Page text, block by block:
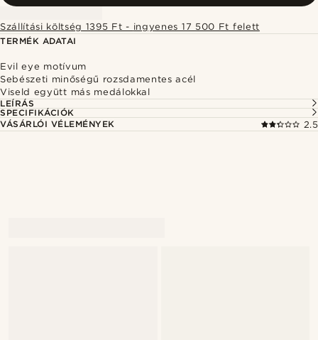
Szállítási költség 1395 Ft - ingyenes 17 500 Ft felett
TERMÉK ADATAI
Evil eye motívum
Sebészeti minőségű rozsdamentes acél
Viseld együtt más medálokkal
LEÍRÁS
SPECIFIKÁCIÓK
VÁSÁRLÓI VÉLEMÉNYEK
2.5